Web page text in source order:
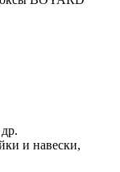
и навески,